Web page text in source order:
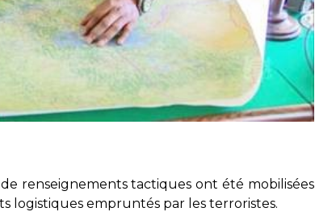
renseignements tactiques ont été mobilisées
logistiques empruntés par les terroristes.